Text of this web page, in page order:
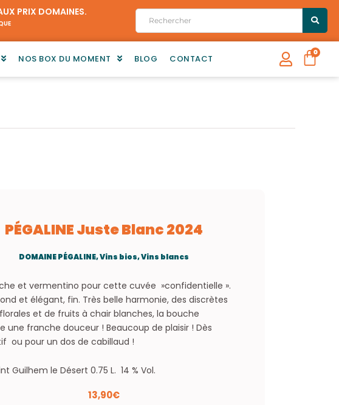
PRIX DOMAINES.
Search
NOS BOX DU MOMENT BLOG CONTACT
0
PÉGALINE Juste Blanc 2024
DOMAINE PÉGALINE,Vins bios,Vins blancs
et vermentino pour cette cuvée »confidentielle ».
et élégant, fin. Très belle harmonie, des discrètes
et de fruits à chair blanches, la bouche
une franche douceur ! Beaucoup de plaisir ! Dès
ou pour un dos de cabillaud !
Guilhem le Désert 0.75 L. 14 % Vol.
13,90€